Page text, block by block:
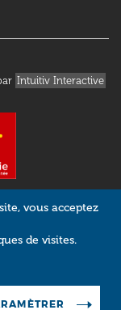
Intuitiv Interactive
vous acceptez
de visites.